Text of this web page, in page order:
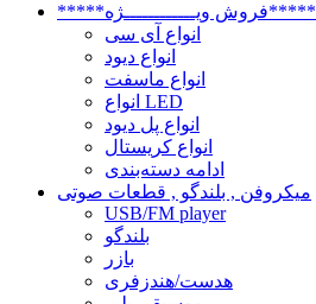
*****فروش ویــــــــــــژه*****
انواع آی سی
انواع دیود
انواع ماسفت
انواع LED
انواع پل دیود
انواع کریستال
ادامه دسته‌بندی
میکروفن , بلندگو , قطعات صوتی
USB/FM player
بلندگو
بازر
هدست/هندزفری